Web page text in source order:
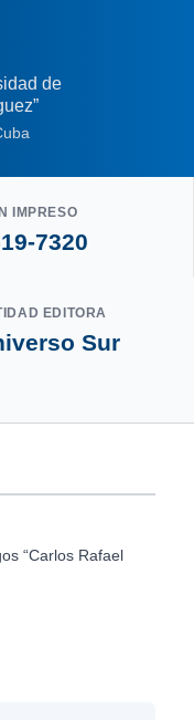
de
IMPRESO
7320
EDITORA
Sur
“Carlos Rafael